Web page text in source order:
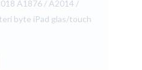
A1876 / A2014 /
byte iPad glas/touch